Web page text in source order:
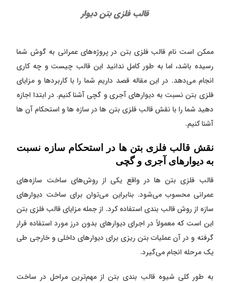
قالب فلزی بتن دیوار
ممکن است نام قالب فلزی بتن در پروژه‌های عمرانی به گوش شما
رسیده باشد، اما به طور کامل ندانید این قالب چیست و چه کاری
انجام می‌دهد. در این مقاله قصد داریم شما را با کاربردها و مزایای
فلزی بتن نسبت به دیوارهای آجری و گچی آشنا کنیم. در ابتدا اجازه
دهید شما را با نقش قالب فلزی بتن ها در سازه ها و استحکام آن ها
آشنا کنیم.
نقش قالب فلزی بتن ها در استحکام سازه نسبت
به دیوارهای آجری و گچی
قالب فلزی بتن ها در واقع یکی از روش‌های ساخت سازه‌های
عمرانی محسوب می‌شود. بنابراین می‌توان برای ساخت دیوار‌های
سازه از روش قالب بندی استفاده کرد. از جمله مزایای قالب فلزی بتن
این است که معمولاً در اجرای دیوار‌های بدون درز مورد استفاده قرار
گرفته و در آن عملیات بتن ریزی برای دیوار‌های داخلی و خارجی طی
یک مرحله انجام می‌گیرد.
به طور کلی شیوه قالب بندی بتن از مهم‌ترین مراحل در ساخت